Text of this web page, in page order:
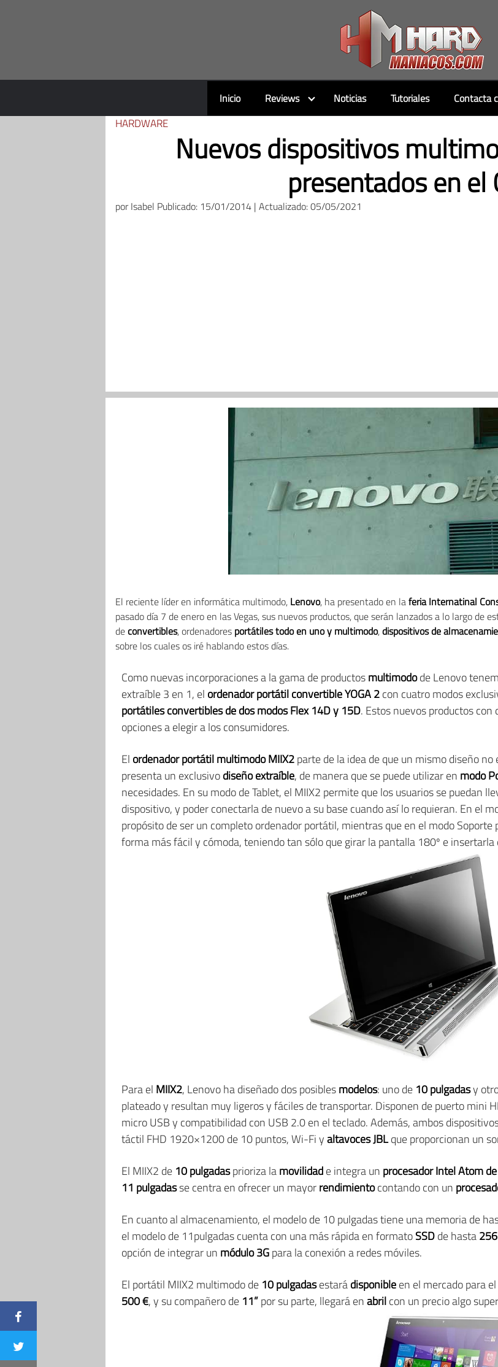
Inicio Reviews Noticias Tutoriales Contacta
HARDWARE
Nuevos dispositivos
presentados en el
porIsabel Publicado: 15/01/2014 | Actualizado: 05/05/2021
El reciente líder en informática multimodo, Lenovo, ha presentado en laferia Internatinal
pasado día 7 de enero en las Vegas, sus nuevos productos, que serán lanzados a lo largo de
deconvertibles, ordenadores portátiles todo en uno y multimodo,dispositivos de
sobre los cuales os iré hablando estos días.
Como nuevas incorporaciones a la gama de productosmultimodode Lenovo
extraíble 3 en 1, el ordenador portátil convertible YOGA 2con cuatro modos
portátiles convertibles de dos modos Flex 14D y 15D. Estos nuevos productos
opciones a elegir a los consumidores.
El ordenador portátil multimodo MIIX2parte de la idea de que un mismo diseño
presenta un exclusivodiseño extraíble, de manera que se puede utilizar en modo
necesidades. En su modo de Tablet, el MIIX2 permite que los usuarios se puedan
dispositivo, y poder conectarla de nuevo a su base cuando así lo requieran. En el
propósito de ser un completo ordenador portátil, mientras que en el modo
forma más fácil y cómoda, teniendo tan sólo que girar la pantalla 180º e insertarla
Para el MIIX2, Lenovo ha diseñado dos posiblesmodelos: uno de 10 pulgadasy
plateado y resultan muy ligeros y fáciles de transportar. Disponen de puerto mini
micro USB y compatibilidad con USB 2.0 en el teclado. Además, ambos
táctil FHD 1920×1200 de 10 puntos, Wi-Fi yaltavoces JBLque proporcionan un
El MIIX2 de 10 pulgadasprioriza lamovilidade integra un procesador Intel Atom
11 pulgadasse centra en ofrecer un mayorrendimientocontando con un
En cuanto al almacenamiento, el modelo de 10 pulgadas tiene una memoria de
el modelo de 11pulgadas cuenta con una más rápida en formatoSSDde hasta
opción de integrar un módulo 3Gpara la conexión a redes móviles.
El portátil MIIX2 multimodo de 10 pulgadasestarádisponibleen el mercado para
500 €, y su compañero de 11”por su parte, llegará enabrilcon un precio algo